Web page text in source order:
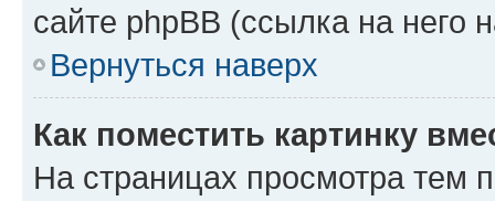
сайте phpBB (ссылка на него
Вернуться наверх
Как поместить картинку
На страницах просмотра тем